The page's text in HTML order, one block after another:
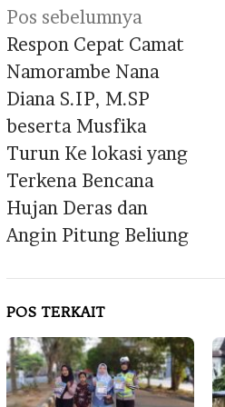
Navigasi
pos
Pos sebelumnya
Respon Cepat Camat
Namorambe Nana
Diana S.IP, M.SP
beserta Musfika
Turun Ke lokasi yang
Terkena Bencana
Hujan Deras dan
Angin Pitung Beliung
POS TERKAIT